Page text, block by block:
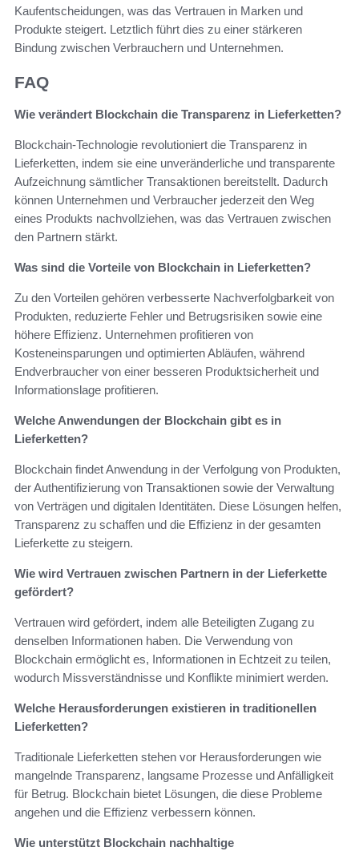
Kaufentscheidungen, was das Vertrauen in Marken und
Produkte steigert. Letztlich führt dies zu einer stärkeren
Bindung zwischen Verbrauchern und Unternehmen.
FAQ
Wie verändert Blockchain die Transparenz in Lieferketten?
Blockchain-Technologie revolutioniert die Transparenz in
Lieferketten, indem sie eine unveränderliche und transparente
Aufzeichnung sämtlicher Transaktionen bereitstellt. Dadurch
können Unternehmen und Verbraucher jederzeit den Weg
eines Produkts nachvollziehen, was das Vertrauen zwischen
den Partnern stärkt.
Was sind die Vorteile von Blockchain in Lieferketten?
Zu den Vorteilen gehören verbesserte Nachverfolgbarkeit von
Produkten, reduzierte Fehler und Betrugsrisiken sowie eine
höhere Effizienz. Unternehmen profitieren von
Kosteneinsparungen und optimierten Abläufen, während
Endverbraucher von einer besseren Produktsicherheit und
Informationslage profitieren.
Welche Anwendungen der Blockchain gibt es in
Lieferketten?
Blockchain findet Anwendung in der Verfolgung von Produkten,
der Authentifizierung von Transaktionen sowie der Verwaltung
von Verträgen und digitalen Identitäten. Diese Lösungen helfen,
Transparenz zu schaffen und die Effizienz in der gesamten
Lieferkette zu steigern.
Wie wird Vertrauen zwischen Partnern in der Lieferkette
gefördert?
Vertrauen wird gefördert, indem alle Beteiligten Zugang zu
denselben Informationen haben. Die Verwendung von
Blockchain ermöglicht es, Informationen in Echtzeit zu teilen,
wodurch Missverständnisse und Konflikte minimiert werden.
Welche Herausforderungen existieren in traditionellen
Lieferketten?
Traditionale Lieferketten stehen vor Herausforderungen wie
mangelnde Transparenz, langsame Prozesse und Anfälligkeit
für Betrug. Blockchain bietet Lösungen, die diese Probleme
angehen und die Effizienz verbessern können.
Wie unterstützt Blockchain nachhaltige